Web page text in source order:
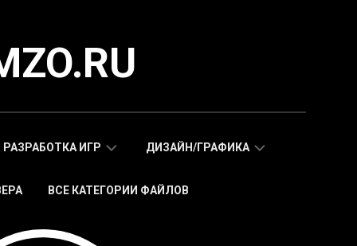
РАЗРАБОТКА ИГР
МОБИЛЬНЫХ
ДИЗАЙН/ГРАФИКА
ВСЕ КАТЕГОРИИ ФАЙЛОВ